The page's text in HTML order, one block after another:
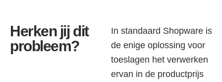
Herken jij dit
probleem?
In standaard Shopware is
de enige oplossing voor
toeslagen het verwerken
ervan in de productprijs